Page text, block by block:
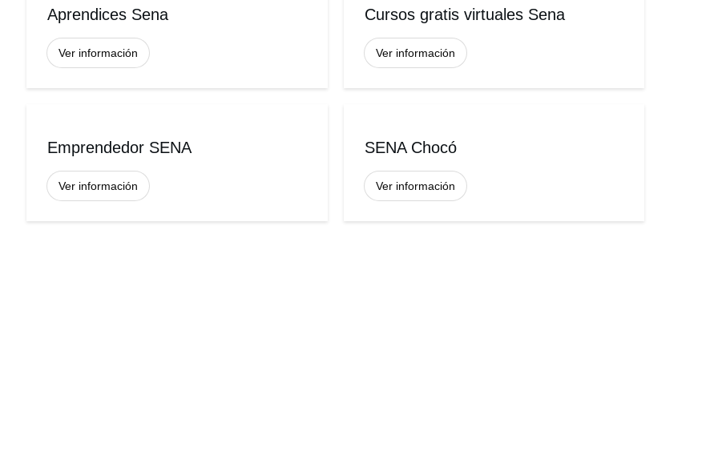
Aprendices Sena
Ver información
Cursos gratis virtuales Sena
Ver información
Emprendedor SENA
Ver información
SENA Chocó
Ver información